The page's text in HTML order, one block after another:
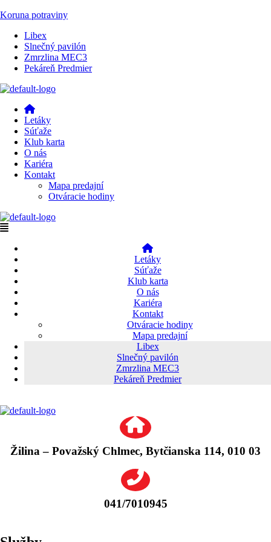
Koruna potraviny
Menu
Libex
Slnečný pavilón
Zmrzlina MEC3
Pekáreň Predmier
Menu
Letáky
Súťaže
Klub karta
O nás
Kariéra
Kontakt
Mapa predajní
Otváracie hodiny
Menu
Letáky
Súťaže
Klub karta
O nás
Kariéra
Kontakt
Otváracie hodiny
Mapa predajní
Libex
Slnečný pavilón
Zmrzlina MEC3
Pekáreň Predmier
Žilina – Považský Chlmec, Bytčianska 114, 010 03
041/7010945